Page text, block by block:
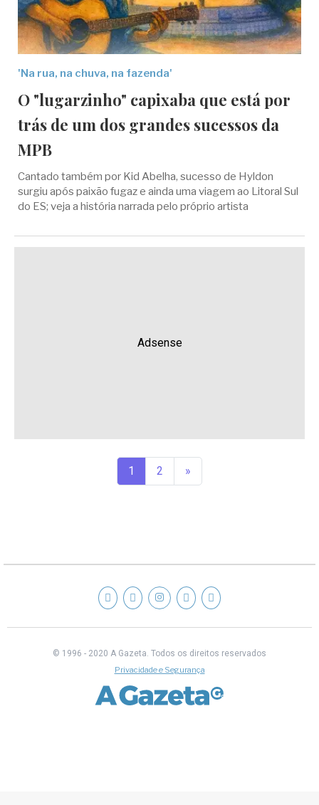
'Na rua, na chuva, na fazenda'
O "lugarzinho" capixaba que está por
trás de um dos grandes sucessos da
MPB
Cantado também por Kid Abelha, sucesso de Hyldon
surgiu após paixão fugaz e ainda uma viagem ao Litoral Sul
do ES; veja a história narrada pelo próprio artista
Adsense
1 2 »
© 1996 - 2020 A Gazeta. Todos os direitos reservados
Privacidade e Segurança